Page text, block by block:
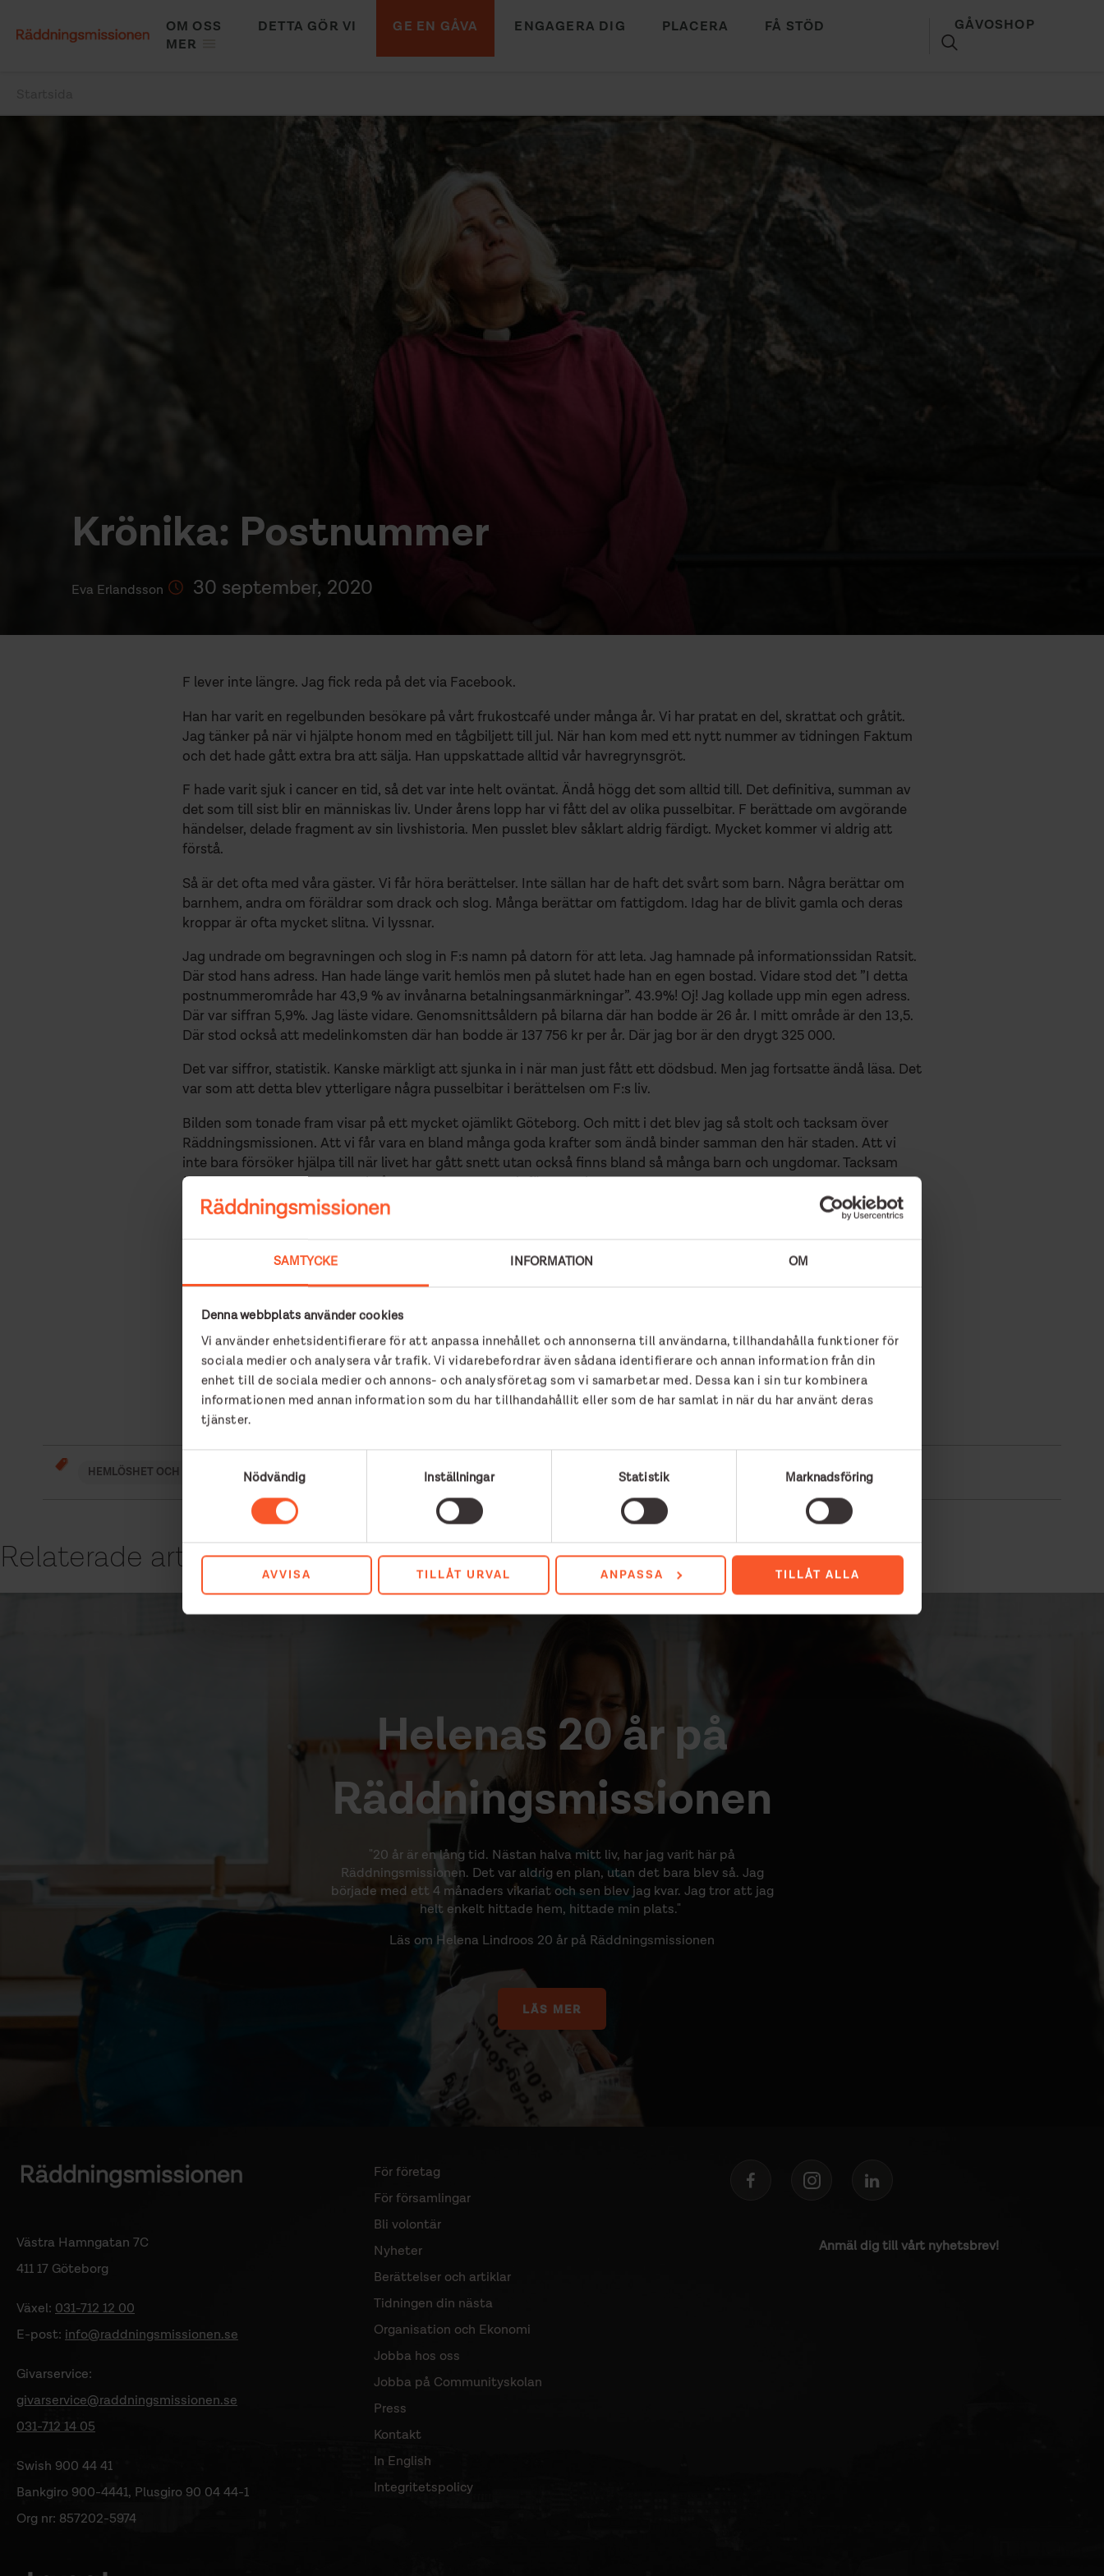
SAMTYCKE INFORMATION OM
Denna webbplats använder cookies
Vi använder enhetsidentifierare för att anpassa innehållet och annonserna till användarna, tillhandahålla funktioner för
sociala medier och analysera vår trafik. Vi vidarebefordrar även sådana identifierare och annan information från din
enhet till de sociala medier och annons- och analysföretag som vi samarbetar med. Dessa kan i sin tur kombinera
informationen med annan information som du har tillhandahållit eller som de har samlat in när du har använt deras
tjänster.
Nödvändig
Inställningar Statistik Marknadsföring
AVVISA TILLÅT URVAL ANPASSA TILLÅT ALLA
huvudinnehåll
MAIN
OM OSS DETTA GÖR VI GE EN GÅVA ENGAGERA DIG PLACERA
FÅ STÖD
MER
GÅVOSHOP
Länkstig
Krönika: Postnummer
Eva Erlandsson 30 september, 2020
F lever inte längre. Jag fick reda på det via Facebook.
Han har varit en regelbunden besökare på vårt frukostcafé under många år. Vi har pratat en del, skrattat och gråtit.
Jag tänker på när vi hjälpte honom med en tågbiljett till jul. När han kom med ett nytt nummer av tidningen Faktum
och det hade gått extra bra att sälja. Han uppskattade alltid vår havregrynsgröt.
F hade varit sjuk i cancer en tid, så det var inte helt oväntat. Ändå högg det som alltid till. Det definitiva, summan av
det som till sist blir en människas liv. Under årens lopp har vi fått del av olika pusselbitar. F berättade om avgörande
händelser, delade fragment av sin livshistoria. Men pusslet blev såklart aldrig färdigt. Mycket kommer vi aldrig att
förstå.
Så är det ofta med våra gäster. Vi får höra berättelser. Inte sällan har de haft det svårt som barn. Några berättar om
barnhem, andra om föräldrar som drack och slog. Många berättar om fattigdom. Idag har de blivit gamla och deras
kroppar är ofta mycket slitna. Vi lyssnar.
Jag undrade om begravningen och slog in F:s namn på datorn för att leta. Jag hamnade på informationssidan Ratsit.
Där stod hans adress. Han hade länge varit hemlös men på slutet hade han en egen bostad. Vidare stod det ”I detta
postnummerområde har 43,9 % av invånarna betalningsanmärkningar”. 43.9%! Oj! Jag kollade upp min egen adress.
Där var siffran 5,9%. Jag läste vidare. Genomsnittsåldern på bilarna där han bodde är 26 år. I mitt område är den 13,5.
Där stod också att medelinkomsten där han bodde är 137 756 kr per år. Där jag bor är den drygt 325 000.
Det var siffror, statistik. Kanske märkligt att sjunka in i när man just fått ett dödsbud. Men jag fortsatte ändå läsa. Det
var som att detta blev ytterligare några pusselbitar i berättelsen om F:s liv.
Bilden som tonade fram visar på ett mycket ojämlikt Göteborg. Och mitt i det blev jag så stolt och tacksam över
Räddningsmissionen. Att vi får vara en bland många goda krafter som ändå binder samman den här staden. Att vi
inte bara försöker hjälpa till när livet har gått snett utan också finns bland så många barn och ungdomar. Tacksam
över alla som stödjer oss med gåvor, engagemang och förtroende.
Jag blev stolt över frukostcafét, Solrosen, läxhjälpen, Hjärterum, soppmässan och alla våra andra verksamheter som
bygger gemenskap och värdighet.
Alldeles oavsett vilka postnummer vi har.
Text: Eva Erlandsson, pastor och verksamhetsledare för Gatukyrkan.
HEMLÖSHET OCH SOCIAL EXKLUDERING FRUKOSTCAFÉ VASA – FÖR HEMLÖSA OCH SOCIALT UTSATTA KRÖNIKA EVAS KRÖNIKOR
Relaterade artiklar
Helenas 20 år på
Räddningsmissionen
"20 år är en lång tid. Nästan halva mitt liv, har jag varit här på
Räddningsmissionen. Det var aldrig en plan, utan det bara blev så. Jag
började med ett 4 månaders vikariat och sen blev jag kvar. Jag tror att jag
helt enkelt hittade hem, hittade min plats."
Läs om Helena Lindroos 20 år på Räddningsmissionen
LÄS MER
Västra Hamngatan 7C
411 17 Göteborg
Växel: 031-712 12 00
E-post: info@raddningsmissionen.se
Givarservice:
givarservice@raddningsmissionen.se
031-712 14 05
Swish 900 44 41
Bankgiro 900-4441, Plusgiro 90 04 44-1
Org nr: 857202-5974
Sidomeny
För företag
För församlingar
Bli volontär
Nyheter
Berättelser och artiklar
Tidningen din nästa
Organisation och Ekonomi
Jobba hos oss
Jobba på Communityskolan
Press
Kontakt
In English
Integritetspolicy
Anmäl dig till vårt nyhetsbrev!